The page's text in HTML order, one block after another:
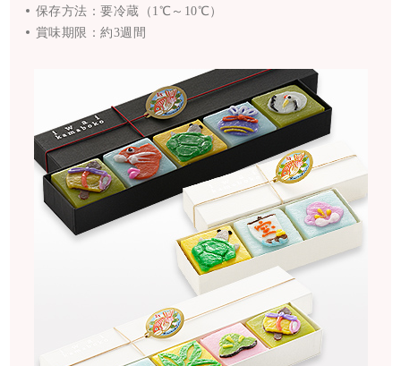
保存方法：要冷蔵（1℃～10℃）
賞味期限：約3週間